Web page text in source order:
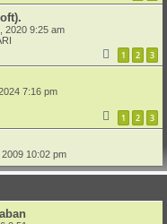
2020 9:25 am
1 2 3
7:16 pm
1 2 3
10:02 pm